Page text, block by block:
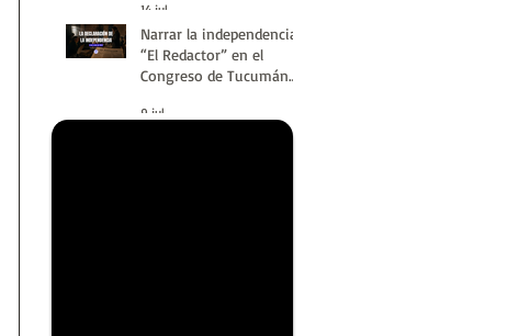
Historia
14 jul
Narrar la independencia:
“El Redactor” en el
Congreso de Tucumán
Huellas de la Historia
9 jul